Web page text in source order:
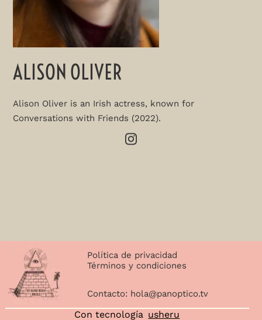
ALISON OLIVER
Alison Oliver is an Irish actress, known for
Conversations with Friends (2022).
Política de privacidad
Términos y condiciones
Contacto: hola@panoptico.tv
Con tecnología usheru